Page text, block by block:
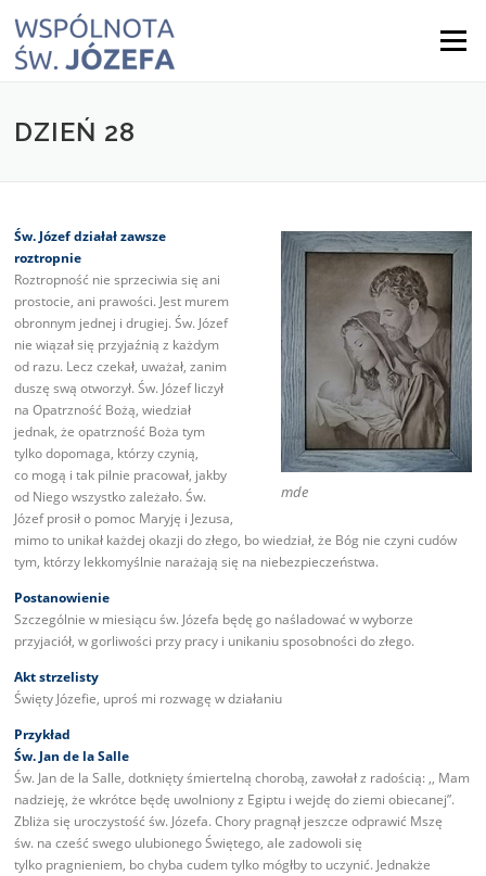
content
Menu
DZIEŃ 28
mde
Św. Józef działał zawsze
roztropnie
Roztropność nie sprzeciwia się ani
prostocie, ani prawości. Jest murem
obronnym jednej i drugiej. Św. Józef
nie wiązał się przyjaźnią z każdym
od razu. Lecz czekał, uważał, zanim
duszę swą otworzył. Św. Józef liczył
na Opatrzność Bożą, wiedział
jednak, że opatrzność Boża tym
tylko dopomaga, którzy czynią,
co mogą i tak pilnie pracował, jakby
od Niego wszystko zależało. Św.
Józef prosił o pomoc Maryję i Jezusa,
mimo to unikał każdej okazji do złego, bo wiedział, że Bóg nie czyni cudów
tym, którzy lekkomyślnie narażają się na niebezpieczeństwa.
Postanowienie
Szczególnie w miesiącu św. Józefa będę go naśladować w wyborze
przyjaciół, w gorliwości przy pracy i unikaniu sposobności do złego.
Akt strzelisty
Święty Józefie, uproś mi rozwagę w działaniu
Przykład
Św. Jan de la Salle
Św. Jan de la Salle, dotknięty śmiertelną chorobą, zawołał z radością: ,, Mam
nadzieję, że wkrótce będę uwolniony z Egiptu i wejdę do ziemi obiecanej”.
Zbliża się uroczystość św. Józefa. Chory pragnął jeszcze odprawić Mszę
św. na cześć swego ulubionego Świętego, ale zadowoli się
tylko pragnieniem, bo chyba cudem tylko mógłby to uczynić. Jednakże